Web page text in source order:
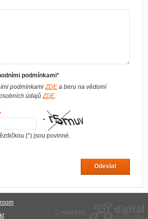
podmínkami*
podmínkamiZDE a beru na vědomí
údajůZDE.
(*) jsou povinné.
Odeslat
Created by